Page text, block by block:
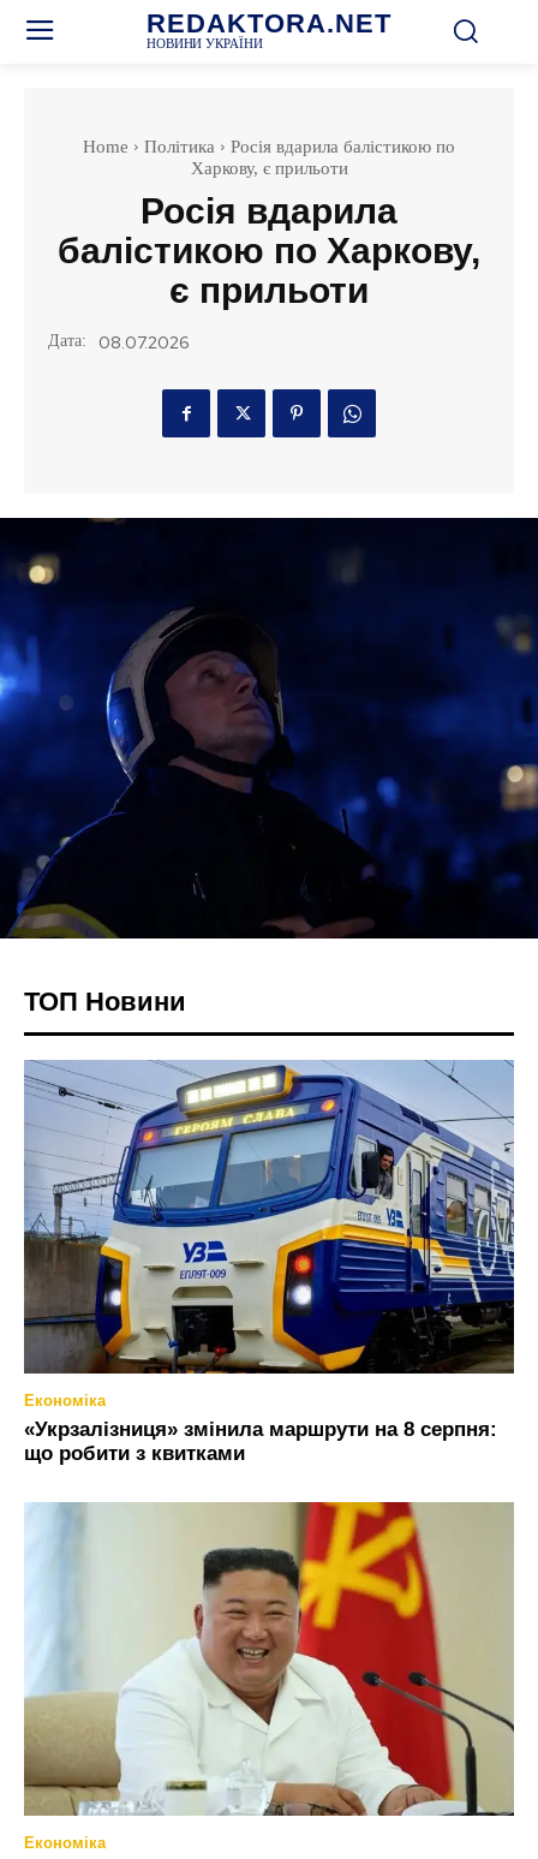
REDAKTORA.NET
НОВИНИ УКРАЇНИ
Home Політика
Росія вдарила балістикою по
Харкову, є прильоти
Росія вдарила
балістикою по Харкову,
є прильоти
Дата: 08.07.2026
ТОП Новини
Економіка
«Укрзалізниця» змінила маршрути на 8 серпня:
що робити з квитками
Економіка